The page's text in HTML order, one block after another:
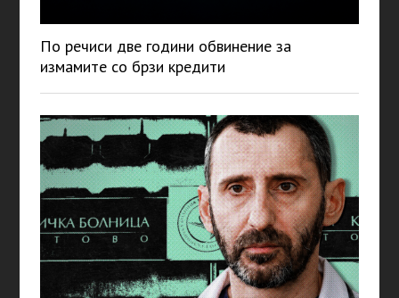
По речиси две години обвинение за
измамите со брзи кредити